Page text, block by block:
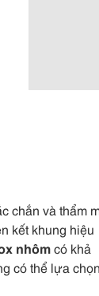
chắn và thẩm
kết khung hiệu
nhômcó khả
có thể lựa chọn